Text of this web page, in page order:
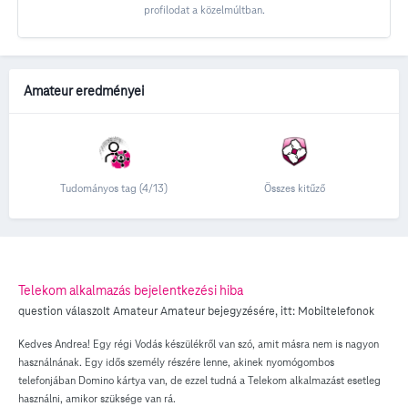
profilodat a közelmúltban.
Amateur eredményei
Tudományos tag (4/13) Összes kitűző
Telekom alkalmazás bejelentkezési hiba
question válaszoltAmateurAmateurbejegyzésére, itt: Mobiltelefonok
Kedves Andrea! Egy régi Vodás készülékről van szó, amit másra nem is nagyon
használnának. Egy idős személy részére lenne, akinek nyomógombos
telefonjában Domino kártya van, de ezzel tudná a Telekom alkalmazást esetleg
használni, amikor szüksége van rá.